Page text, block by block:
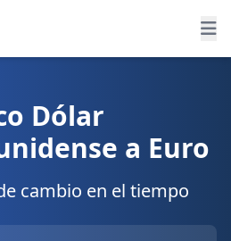
Dólar
a Euro
cambio en el tiempo